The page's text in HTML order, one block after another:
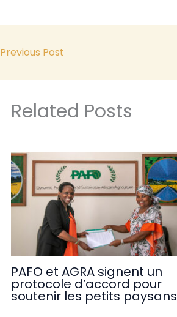
Previous Post
Related Posts
PAFO et AGRA signent un
protocole d’accord pour
soutenir les petits paysans